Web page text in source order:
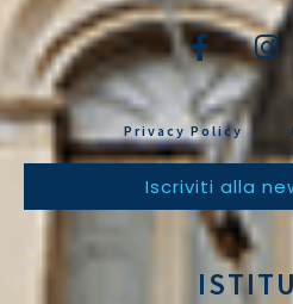
Privacy Policy
Iscriviti alla